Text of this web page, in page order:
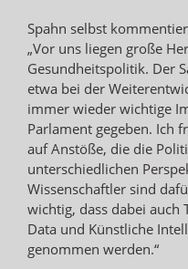
Spahn selbst
„Vor uns liegen große
Gesundheitspolitik. Der
etwa bei der
immer wieder wichtige
Parlament gegeben. Ich
auf Anstöße, die die
unterschiedlichen
Wissenschaftler sind
wichtig, dass dabei auch
Data und Künstliche
genommen werden.“